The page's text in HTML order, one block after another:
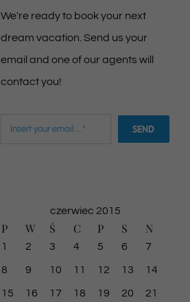
We're ready to book your next
dream vacation. Send us your
email and one of our agents will
contact you!
SEND
czerwiec 2015
P W Ś C P S N
1 2 3 4 5 6 7
8 9 10 11 12 13 14
15 16 17 18 19 20 21